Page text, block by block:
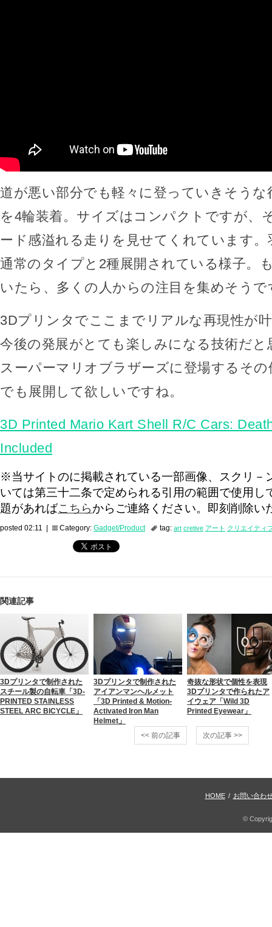
道が悪い部分でも軽々に登っていきそう
を4輪装着。サイズはコンパクトですが、
ード感溢れる走りを見せてくれています
通常のタイプと2種展開されている様子。
いたら、多くの人からの注目を集めそうで
3Dプリンタでここまでリアルな再現性が
今後の発展がとても楽しみになる技術だと
スーパーマリオブラザーズに登場するそ
でも展開して欲しいですね。
3D Printed Mario Kart Shell R/C Cars:
Included
※当サイトのに掲載されている一部画像、スクリ－
いては第三十二条で定められる引用の範囲で使用し
題があればこちらからご連絡ください。即刻削除い
posted 02:11 | Category: Gadget/Product tag: art cretive アート クリエイティ
関連記事
3Dプリンタで制作された
スチール製の自転車「3D-
PRINTED STAINLESS
STEEL ARC BICYCLE」
3Dプリンタで制作された
アイアンマンヘルメット
「3D Printed & Motion-
Activated Iron Man
Helmet」
奇抜な形状で個性を表現
3Dプリンタで作られたア
イウェア「Wild 3D
Printed Eyewear」
<< 前の記事 次の記事 >>
HOME / お問い合わ
©